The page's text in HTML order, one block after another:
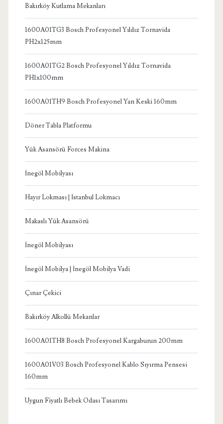
Bakırköy Kutlama Mekanları
1600A01TG3 Bosch Profesyonel Yıldız Tornavida
PH2x125mm
1600A01TG2 Bosch Profesyonel Yıldız Tornavida
PH1x100mm
1600A01TH9 Bosch Profesyonel Yan Keski 160mm
Döner Tabla Platformu
Yük Asansörü Forces Makina
İnegöl Mobilyası
Hayır Lokması | İstanbul Lokmacı
Makaslı Yük Asansörü
İnegöl Mobilyası
İnegöl Mobilya | İnegöl Mobilya Vadi
Çınar Çekici
Bakırköy Alkollü Mekanlar
1600A01TH8 Bosch Profesyonel Kargaburun 200mm
1600A01V03 Bosch Profesyonel Kablo Sıyırma Pensesi
160mm
Uygun Fiyatlı Bebek Odası Tasarımı